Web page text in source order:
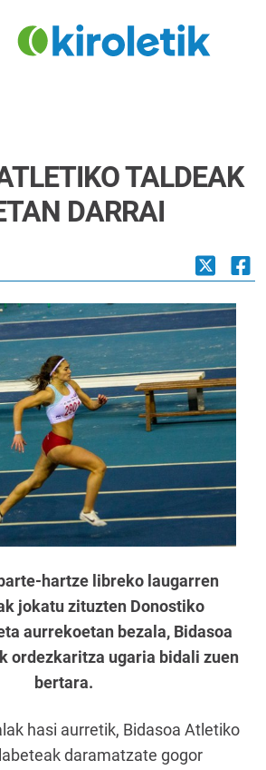
TALDEAK
DARRAI
hartze libreko laugarren
jokatu zituzten Donostiko
aurrekoetan bezala, Bidasoa
ordezkaritza ugaria bidali zuen
bertara.
hasi aurretik, Bidasoa Atletiko
daramatzate gogor